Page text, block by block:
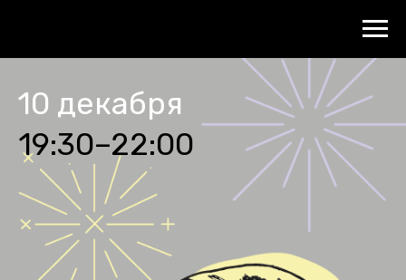
10 декабря
19:30–22:00